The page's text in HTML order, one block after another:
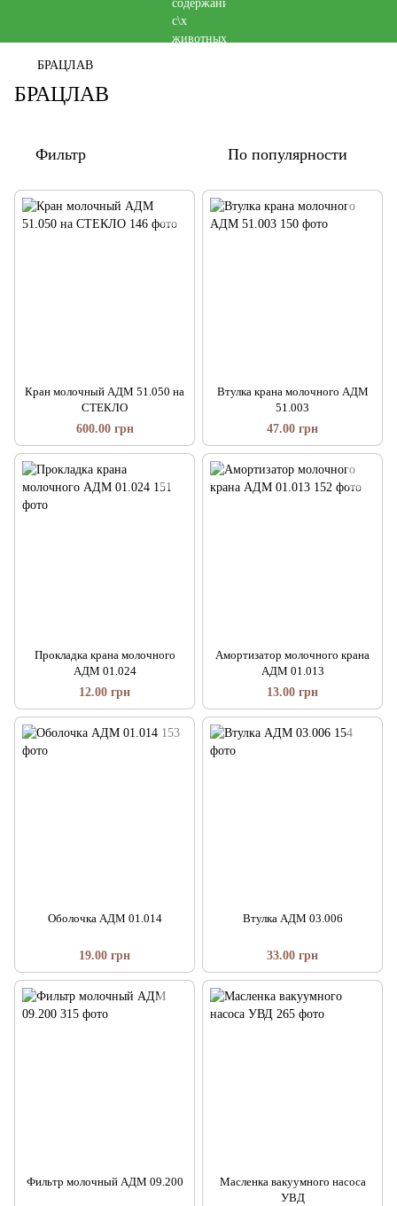
БРАЦЛАВ
БРАЦЛАВ
Фильтр По популярности
Кран молочный АДМ 51.050 на
СТЕКЛО
600.00 грн
Втулка крана молочного АДМ
51.003
47.00 грн
Прокладка крана молочного
АДМ 01.024
12.00 грн
Амортизатор молочного крана
АДМ 01.013
13.00 грн
Оболочка АДМ 01.014
19.00 грн
Втулка АДМ 03.006
33.00 грн
Фильтр молочный АДМ 09.200
Масленка вакуумного насоса
УВД